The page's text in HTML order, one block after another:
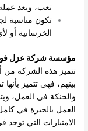
تعب، ويعد
تكون مناسبة
الخرسانية أو
مؤسسة شركة عزل فوم
تتميز هذه الشركة
بينهم، فهي تتميز بأنها
والحنكة في العمل،
العمل بالخبرة في
الامتيازات التي